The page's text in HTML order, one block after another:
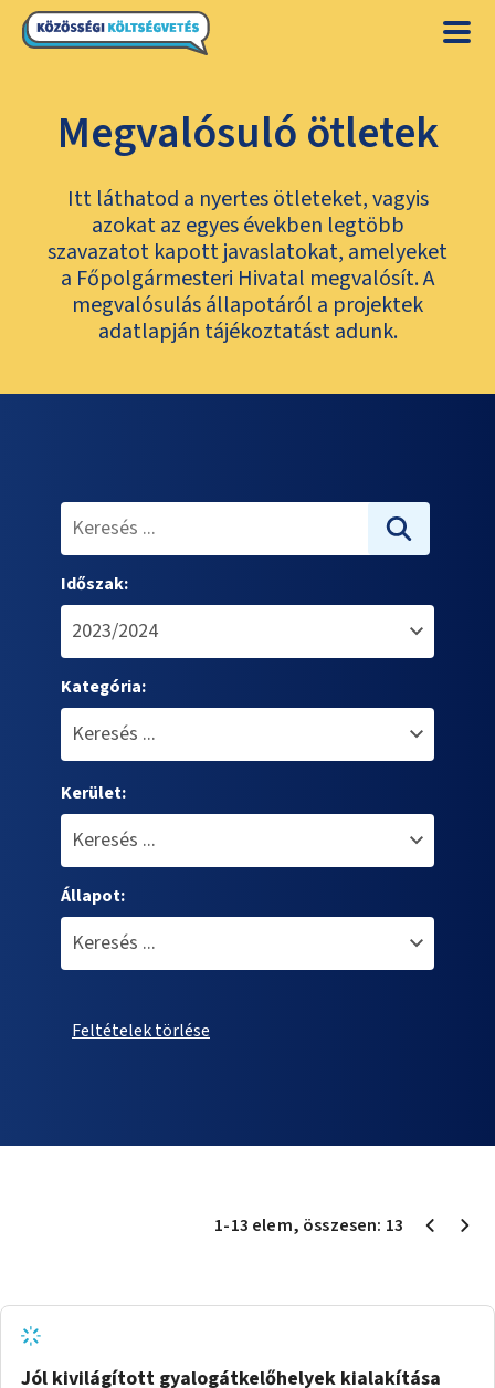
Megvalósuló ötletek
Itt láthatod a nyertes ötleteket, vagyis
azokat az egyes években legtöbb
szavazatot kapott javaslatokat, amelyeket
a Főpolgármesteri Hivatal megvalósít. A
megvalósulás állapotáról a projektek
adatlapján tájékoztatást adunk.
Időszak:
Kategória:
Kerület:
Állapot:
Feltételek törlése
1-13 elem, összesen: 13
Jól kivilágított gyalogátkelőhelyek kialakítása